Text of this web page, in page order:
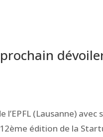
l’EPFL (Lausanne)
édition de la